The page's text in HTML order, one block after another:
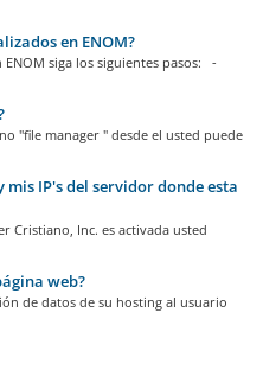
en ENOM?
siga los siguientes pasos: -
"file manager " desde el usted puede
mis IP's del servidor donde esta
Cristiano, Inc. es activada usted
web?
de datos de su hosting al usuario